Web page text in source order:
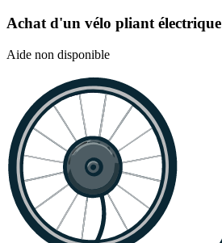
Achat d'un vélo pliant électrique
Aide non disponible